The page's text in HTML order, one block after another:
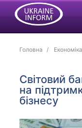
Головна Економіка
Світовий
на
бізнесу